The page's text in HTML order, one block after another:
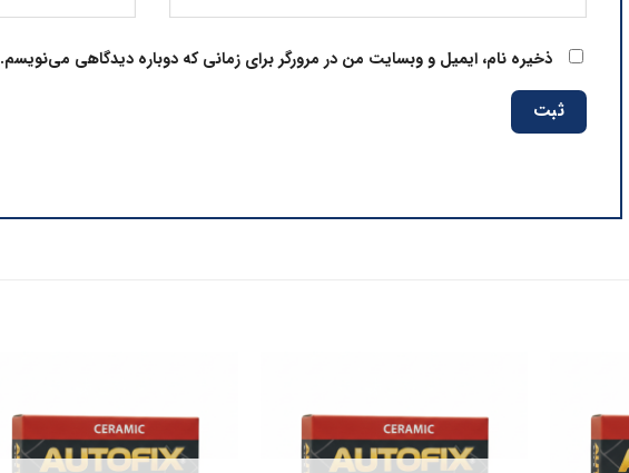
ذخیره نام، ایمیل و وبسایت من در مرورگر برای زمانی که دوباره دیدگاهی می‌نویسم.